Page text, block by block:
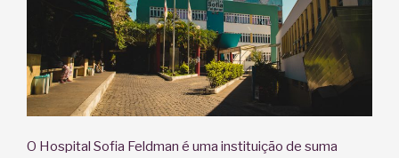
O Hospital Sofia Feldman é uma instituição de suma